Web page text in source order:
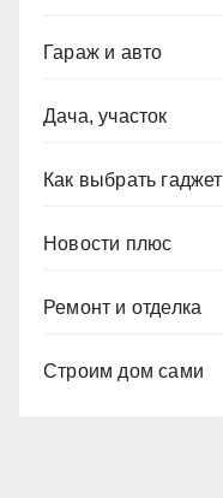
Гараж и авто
Дача, участок
Как выбрать гаджет
Новости плюс
Ремонт и отделка
Строим дом сами